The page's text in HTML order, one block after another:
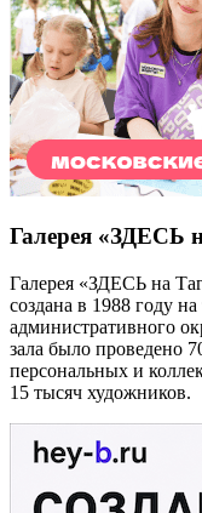
Галерея «ЗДЕСЬ
Галерея «ЗДЕСЬ на
создана в 1988 году
административного
зала было проведено
персональных и
15 тысяч художников.